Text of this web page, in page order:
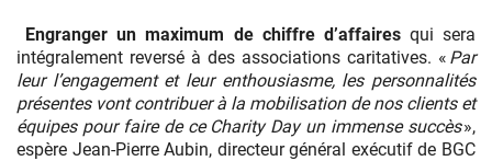
Engranger un maximum de chiffre d’affairesqui sera
intégralement reversé à des associations caritatives. « Par
leur l’engagement et leur enthousiasme, les personnalités
présentes vont contribuer à la mobilisation de nos clients et
équipes pour faire de ce Charity Day un immense succès»,
espère Jean-Pierre Aubin, directeur général exécutif de BGC